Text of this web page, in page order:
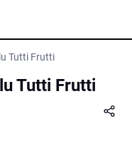
Tutti Frutti
Tutti Frutti